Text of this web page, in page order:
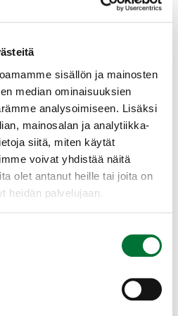
sisällön ja mainosten
median ominaisuuksien
analysoimiseen. Lisäksi
mainosalan ja analytiikka-
siitä, miten käytät
voivat yhdistää näitä
olet antanut heille tai joita on
heidän palvelujaan.
kysyntään pyritään
koulutuskokonaisuudella.
Suomen Metsästäjäliiton
yhteistyönä. Koulutuksen tarvetta
puolilla maata useampien
yhteistyönä.
on vuodesta
riistanhoitoyhdistysten
metsästysharrastukseen
harrastuksessa alkuun
Samalla on mahdollisuus
itse kehittämään
Koulutukseen osallistumisen
uskoa siihen, että